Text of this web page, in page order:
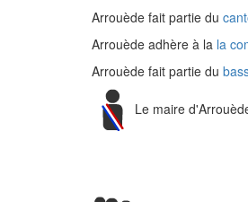
Arrouède fait partie du
Arrouède adhère à la la
Arrouède fait partie du
Le maire